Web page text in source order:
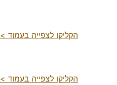
הקליקו לצפייה בעמוד >
הקליקו לצפייה בעמוד >